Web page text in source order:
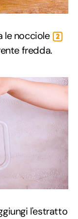
le nocciole 2
fredda.
l'estratto